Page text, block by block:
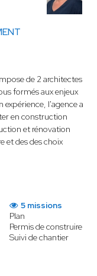
de 2 architectes
formés aux enjeux
expérience, l'agence a
en construction
et rénovation
et des des choix
5 missions
Plan
Permis de construire
Suivi de chantier